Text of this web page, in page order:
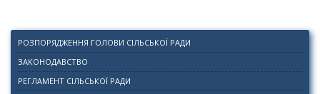
РОЗПОРЯДЖЕННЯ ГОЛОВИ СІЛЬСЬКОЇ РАДИ
ЗАКОНОДАВСТВО
РЕГЛАМЕНТ СІЛЬСЬКОЇ РАДИ